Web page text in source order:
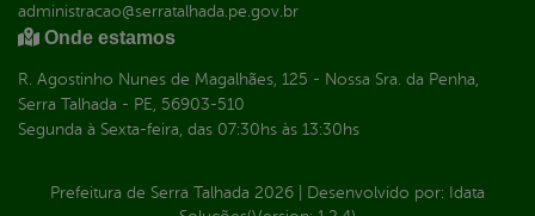
administracao@serratalhada.pe.gov.br
Onde estamos
R. Agostinho Nunes de Magalhães, 125 - Nossa Sra. da Penha,
Serra Talhada - PE, 56903-510
Segunda à Sexta-feira, das 07:30hs às 13:30hs
Prefeitura de Serra Talhada 2026 Desenvolvido por: Idata